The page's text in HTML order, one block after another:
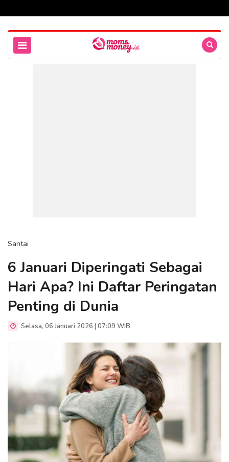
Santai
6 Januari Diperingati Sebagai
Hari Apa? Ini Daftar Peringatan
Penting di Dunia
Selasa, 06 Januari 2026 | 07:09 WIB